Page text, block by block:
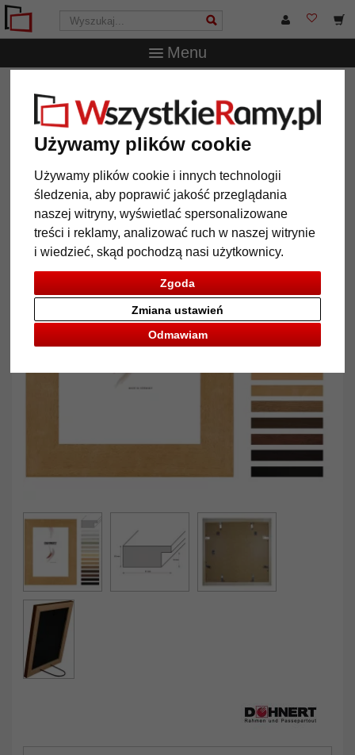
Używamy plików cookie
Używamy plików cookie i innych technologii
śledzenia, aby poprawić jakość przeglądania
naszej witryny, wyświetlać spersonalizowane
treści i reklamy, analizować ruch w naszej witrynie
i wiedzieć, skąd pochodzą nasi użytkownicy.
Zgoda
Odmawiam
Zmiana ustawień
Menu
tworzywa sztucznego Arnos Grove
Rama z tworzywa sztucznego
Arnos Grove